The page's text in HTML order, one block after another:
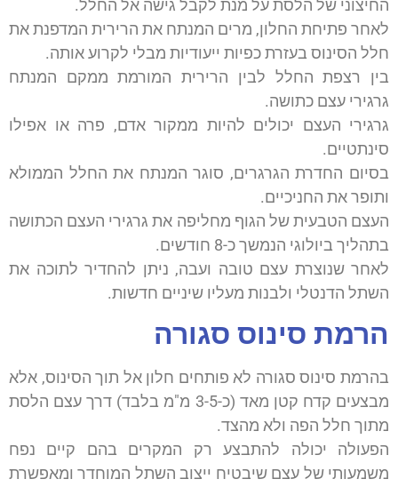
החיצוני של הלסת על מנת לקבל גישה אל החלל.
לאחר פתיחת החלון, מרים המנתח את הרירית המדפנת את
חלל הסינוס בעזרת כפיות ייעודיות מבלי לקרוע אותה.
בין רצפת החלל לבין הרירית המורמת ממקם המנתח
גרגירי עצם כתושה.
גרגירי העצם יכולים להיות ממקור אדם, פרה או אפילו
סינתטיים.
בסיום החדרת הגרגרים, סוגר המנתח את החלל הממולא
ותופר את החניכיים.
העצם הטבעית של הגוף מחליפה את גרגירי העצם הכתושה
בתהליך ביולוגי הנמשך כ-8 חודשים.
לאחר שנוצרת עצם טובה ועבה, ניתן להחדיר לתוכה את
השתל הדנטלי ולבנות מעליו שיניים חדשות.
הרמת סינוס סגורה
בהרמת סינוס סגורה לא פותחים חלון אל תוך הסינוס, אלא
מבצעים קדח קטן מאד (כ-3-5 מ"מ בלבד) דרך עצם הלסת
מתוך חלל הפה ולא מהצד.
הפעולה יכולה להתבצע רק המקרים בהם קיים נפח
משמעותי של עצם שיבטיח ייצוב השתל המוחדר ומאפשרת